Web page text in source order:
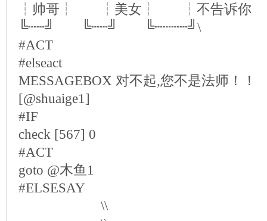
┆帅哥┆ ┆美女┆ ┆不告诉你
╚┄┄╝ ╚┄┄╝ ╚┄┄┄┄╝\
#ACT
#elseact
MESSAGEBOX 对不起,您不是法师！！
[@shuaige1]
#IF
check [567] 0
#ACT
goto @木鱼1
#ELSESAY
\\